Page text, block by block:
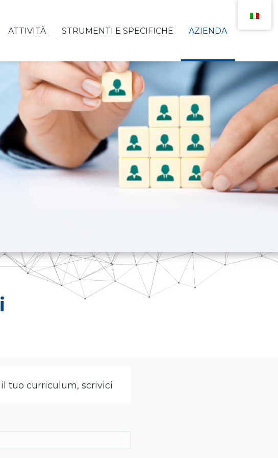
ATTIVITÀ STRUMENTI E SPECIFICHE AZIENDA
tuo curriculum, scrivici